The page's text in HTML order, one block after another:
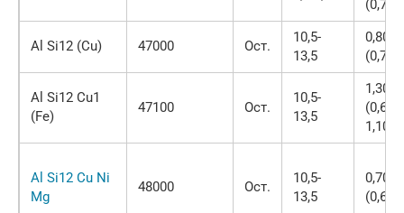
(0,70)
Al Si12 (Cu) 47000 Ост.
10,5-
13,5
0,80
(0,70)
Al Si12 Cu1
(Fe)
47100 Ост.
10,5-
13,5
1,30
(0,60-
1,10)
Al Si12 Cu Ni
Mg
48000 Ост.
10,5-
13,5
0,70
(0,60)